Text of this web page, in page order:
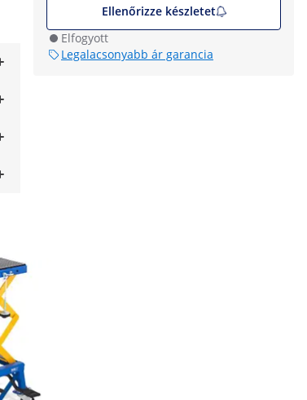
Ellenőrizze készletet
Elfogyott
Legalacsonyabb ár garancia